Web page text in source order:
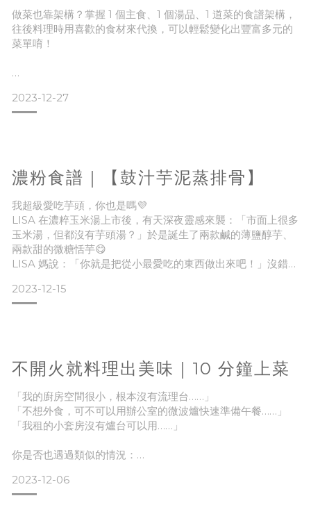
沒有拿出來，一起完成了 5 道濃粹料理——包含燉飯、焗烤、
雞湯、甜湯圓和芝麻飲🎉
pupu 很驚艷，因為她凡事必須盡量簡化，不會規劃複雜的菜
做菜也靠架構？掌握 1 個主食、1 個湯品、1 道菜的食譜架構，
往後料理時用喜歡的食材來代換，可以輕鬆變化出豐富多元的
菜單唷！
日常生活中樣樣必須極簡化的超人媽媽 pupu，即便天天開伙
為一家人準備三餐，「料理步驟、食材準備」極簡化也不例
LISA 在廚房直播時，跟她分享善用濃粹湯品來變化料理、及掌
握小家電並用的訣竅，pupu 馬上在短短
2023-12-27
濃粉食譜｜【鼓汁芋泥蒸排骨】
我超級愛吃芋頭，你也是嗎💜
LISA 在濃粹玉米湯上市後，有天深夜靈感來襲：「市面上很多
玉米湯，但都沒有芋頭湯？」於是誕生了兩款鹹的薄鹽醇芋、
兩款甜的微糖恬芋😋
LISA 媽說：「你就是把從小最愛吃的東西做出來吧！」沒錯！
是當之無愧。因為：
💜 市面上罕見解凍即食的芋頭湯品
「處理芋頭、等待芋頭煮好很麻煩⋯⋯」
2023-12-15
不開火就料理出美味｜10 分鐘上菜
「我的廚房空間很小，根本沒有流理台……」
「不想外食，可不可以用辦公室的微波爐快速準備午餐……」
「我租的小套房沒有爐台可以用……」
你是否也遇過類似的情況：
🥲 加熱就想用餐，卻不想吃單調的調理包
🥲 廚房的空間嚴重不足，雜物又多，煮飯好卡位
2023-12-06